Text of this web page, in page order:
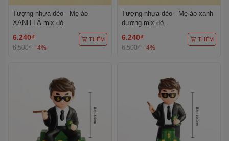
Tượng nhựa dẻo - Mẹ áo
XANH LÁ mix đỏ.
6.240₫
6.500₫ -4%
THÊM
Tượng nhựa dẻo - Mẹ áo xanh
dương mix đỏ.
6.240₫
6.500₫ -4%
THÊM